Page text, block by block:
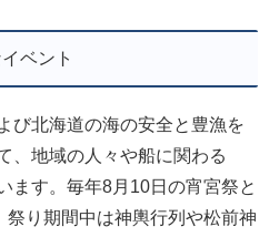
ベント
び北海道の海の安全と豊漁を
、地域の人々や船に関わる
ます。毎年8月10日の宵宮祭と
り期間中は神輿行列や松前神